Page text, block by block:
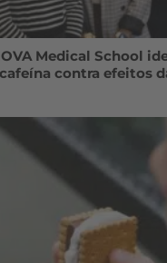
Medical School
contra efeitos